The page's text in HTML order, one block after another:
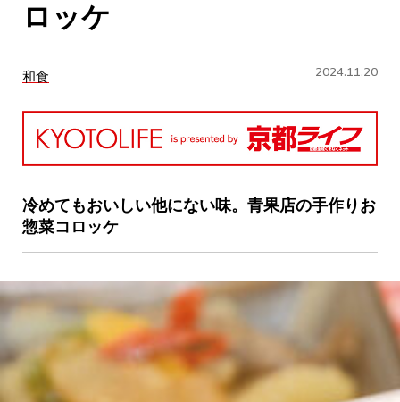
チケットプレゼント応募
MAIN MENU
SERIES
京都おやつクラブ
私と店のはなし
ロッケ
和食 2024.11.20
冷めてもおいしい他にない味。青果店の手作りお
惣菜コロッケ